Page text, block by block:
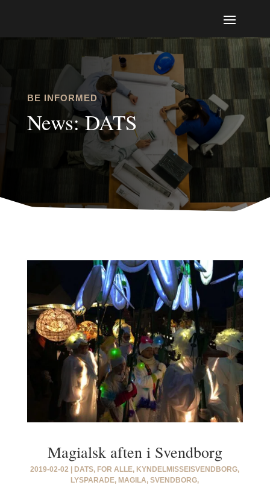
BE INFORMED
News: DATS
Magialsk aften i Svendborg
2019-02-02 | DATS, FOR ALLE, KYNDELMISSEISVENDBORG,
LYSPARADE, MAGILA,SVENDBORG,